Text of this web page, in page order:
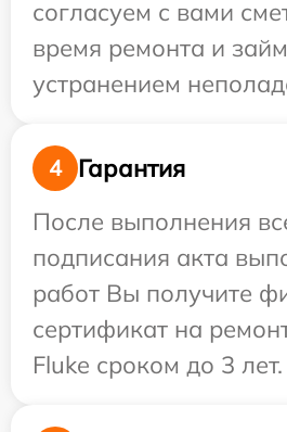
согласуем с вами
время ремонта и
устранением
4
Гарантия
После выполнения
подписания акта
работ Вы получите
сертификат на
Fluke сроком до 3 лет.